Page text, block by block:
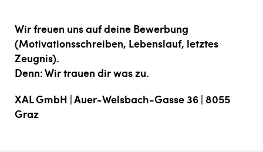
Wir freuen uns auf deine Bewerbung
(Motivationsschreiben, Lebenslauf, letztes
Zeugnis).
Denn: Wir trauen dir was zu.
XAL GmbH | Auer-Welsbach-Gasse 36 | 8055
Graz